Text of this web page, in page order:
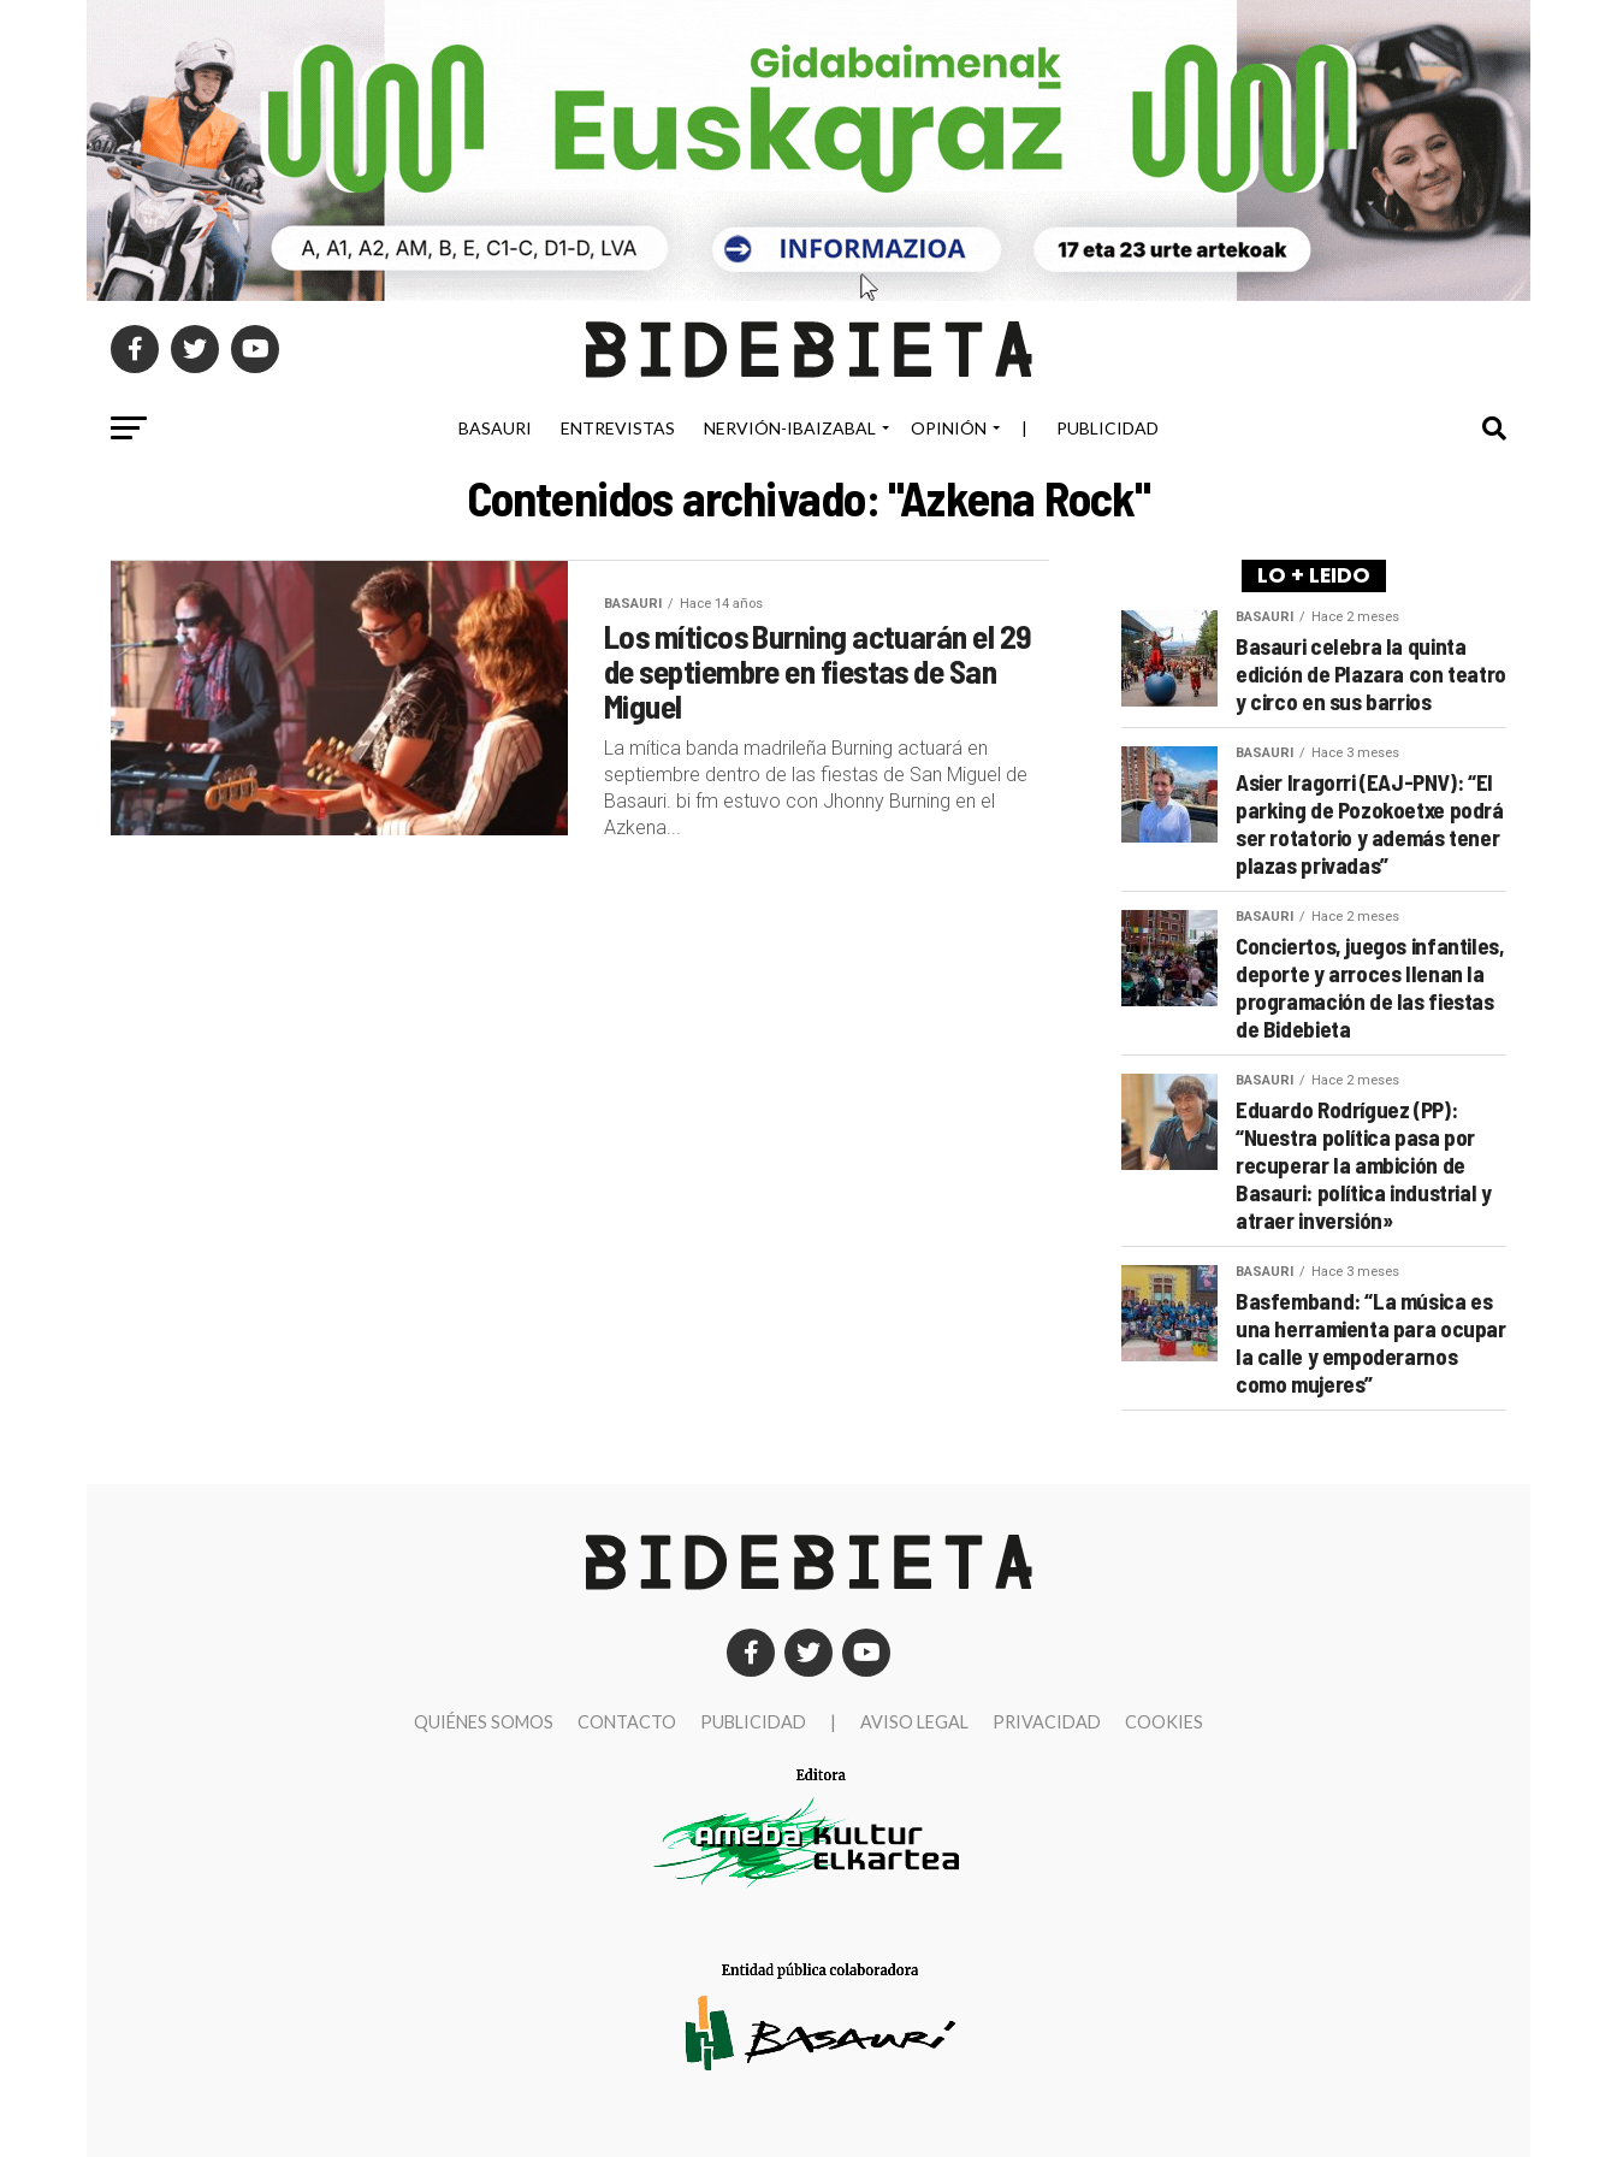
BASAURI ENTREVISTAS NERVIÓN-IBAIZABAL OPINIÓN | PUBLICIDAD
Contenidos archivado: "Azkena Rock"
BASAURI Hace 14 años
Los míticos Burning actuarán el 29
de septiembre en fiestas de San
Miguel
La mítica banda madrileña Burning actuará en
septiembre dentro de las fiestas de San Miguel de
Basauri. bi fm estuvo con Jhonny Burning en el
Azkena...
LO + LEIDO
BASAURI Hace 2 meses
Basauri celebra la quinta
edición de Plazara con teatro
y circo en sus barrios
BASAURI Hace 3 meses
Asier Iragorri (EAJ-PNV): “El
parking de Pozokoetxe podrá
ser rotatorio y además tener
plazas privadas”
BASAURI Hace 2 meses
Conciertos, juegos infantiles,
deporte y arroces llenan la
programación de las fiestas
de Bidebieta
BASAURI Hace 2 meses
Eduardo Rodríguez (PP):
“Nuestra política pasa por
recuperar la ambición de
Basauri: política industrial y
atraer inversión»
BASAURI Hace 3 meses
Basfemband: “La música es
una herramienta para ocupar
la calle y empoderarnos
como mujeres”
QUIÉNES SOMOS CONTACTO PUBLICIDAD | AVISO LEGAL PRIVACIDAD COOKIES